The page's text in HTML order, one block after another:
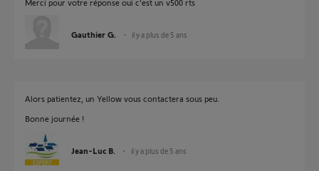
Merci pour votre réponse oui c'est un v500 rts
Gauthier G. il y a plus de 5 ans
Alors patientez, un Yellow vous contactera sous peu.
Bonne journée !
Jean-Luc B. il y a plus de 5 ans